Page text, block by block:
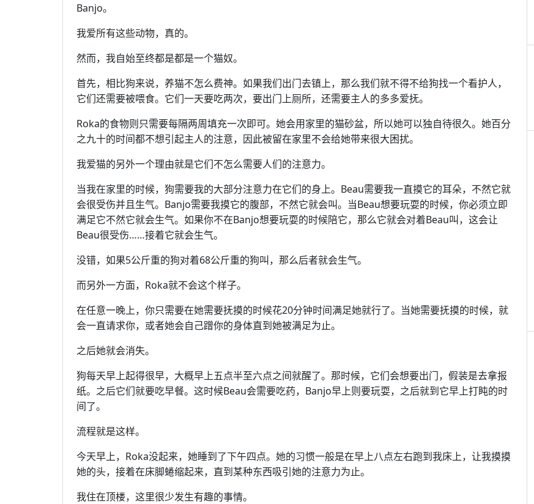
Banjo。
我爱所有这些动物，真的。
然而，我自始至终都是都是一个猫奴。
首先，相比狗来说，养猫不怎么费神。如果我们出门去镇上，那么我们就不得不给狗找一个看护人，
它们还需要被喂食。它们一天要吃两次，要出门上厕所，还需要主人的多多爱抚。
Roka的食物则只需要每隔两周填充一次即可。她会用家里的猫砂盆，所以她可以独自待很久。她百分
之九十的时间都不想引起主人的注意，因此被留在家里不会给她带来很大困扰。
我爱猫的另外一个理由就是它们不怎么需要人们的注意力。
当我在家里的时候，狗需要我的大部分注意力在它们的身上。Beau需要我一直摸它的耳朵，不然它就
会很受伤并且生气。Banjo需要我摸它的腹部，不然它就会叫。当Beau想要玩耍的时候，你必须立即
满足它不然它就会生气。如果你不在Banjo想要玩耍的时候陪它，那么它就会对着Beau叫，这会让
Beau很受伤……接着它就会生气。
没错，如果5公斤重的狗对着68公斤重的狗叫，那么后者就会生气。
而另外一方面，Roka就不会这个样子。
在任意一晚上，你只需要在她需要抚摸的时候花20分钟时间满足她就行了。当她需要抚摸的时候，就
会一直请求你，或者她会自己蹭你的身体直到她被满足为止。
之后她就会消失。
狗每天早上起得很早，大概早上五点半至六点之间就醒了。那时候，它们会想要出门，假装是去拿报
纸。之后它们就要吃早餐。这时候Beau会需要吃药，Banjo早上则要玩耍，之后就到它早上打盹的时
间了。
流程就是这样。
今天早上，Roka没起来，她睡到了下午四点。她的习惯一般是在早上八点左右跑到我床上，让我摸摸
她的头，接着在床脚蜷缩起来，直到某种东西吸引她的注意力为止。
我住在顶楼，这里很少发生有趣的事情。